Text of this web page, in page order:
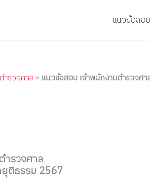
แนวข้อสอบ
ำรวจศาล» แนวข้อสอบ เจ้าพนักงานตำรวจศ
ำรวจศาล
ติธรรม 2567